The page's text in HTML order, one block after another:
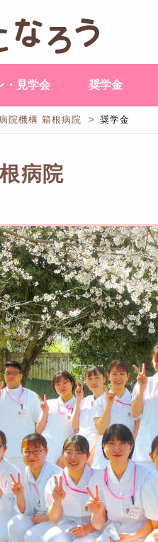
・見学会 奨学金
院機構 箱根病院 奨学金
病院